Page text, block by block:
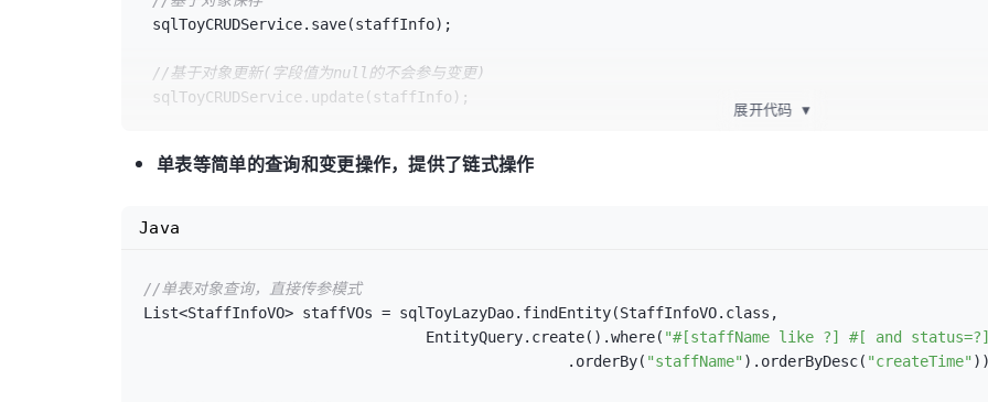
sqlToyCRUDService.save(staffInfo);
//基于对象更新(字段值为null的不会参与变更)
sqlToyCRUDService.update(staffInfo);
//基于对象更新
sqlToyCRUDService.saveOrUpdate(staffInfo);
展开代码 ▼
单表等简单的查询和变更操作，提供了链式操作
//单表对象查询，直接传参模式
List<StaffInfoVO> staffVOs = sqlToyLazyDao.findEntity(StaffInfoVO.class,
				EntityQuery.create().where(
"#[staffName like ?] #[ and
						.orderBy(
"staffName" ).orderByDesc( "createTime"
Java